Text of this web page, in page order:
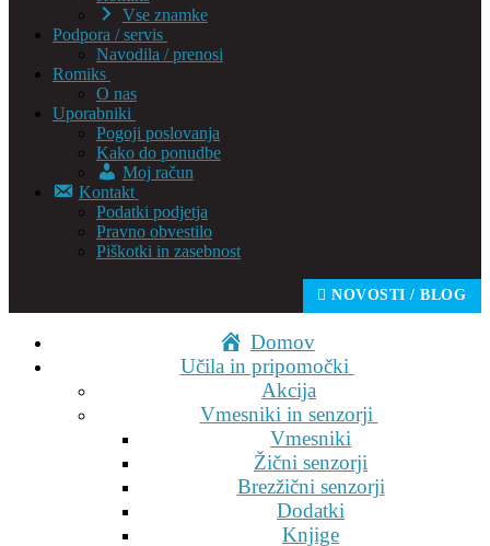
Vse znamke
Podpora / servis
Navodila / prenosi
Romiks
O nas
Uporabniki
Pogoji poslovanja
Kako do ponudbe
Moj račun
Kontakt
Podatki podjetja
Pravno obvestilo
Piškotki in zasebnost
NOVOSTI / BLOG
Domov
Učila in pripomočki
Akcija
Vmesniki in senzorji
Vmesniki
Žični senzorji
Brezžični senzorji
Dodatki
Knjige